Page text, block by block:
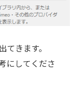
てきます。
にしてくださ